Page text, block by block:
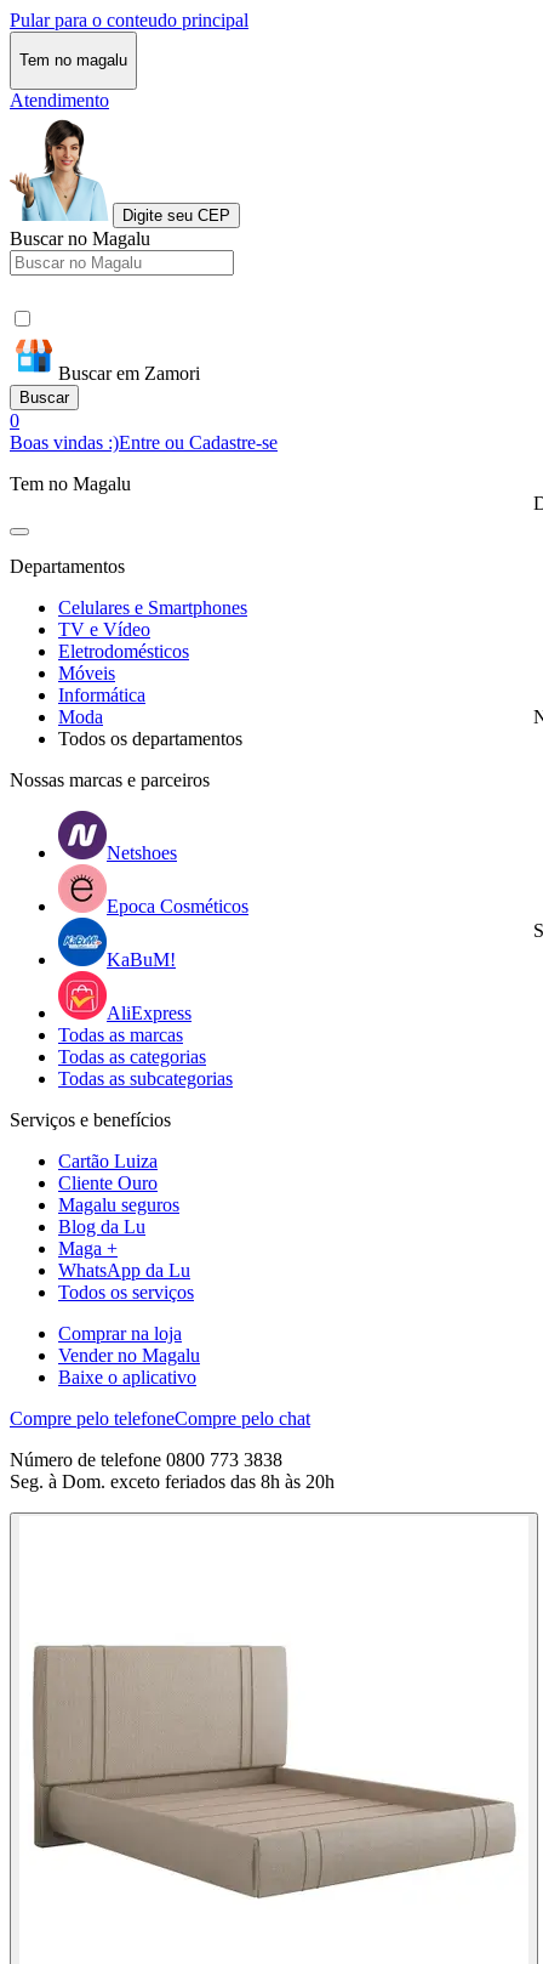
Pular para o conteudo principal
Tem no magalu
Atendimento
Digite seu CEP
Buscar no Magalu
Buscar em Zamori
Buscar
0
Boas vindas :)Entre ou Cadastre-se
Tem no Magalu
Departamentos
Celulares e Smartphones
TV e Vídeo
Eletrodomésticos
Móveis
Informática
Moda
Todos os departamentos
Nossas marcas e parceiros
Netshoes
Epoca Cosméticos
KaBuM!
AliExpress
Todas as marcas
Todas as categorias
Todas as subcategorias
Serviços e benefícios
Cartão Luiza
Cliente Ouro
Magalu seguros
Blog da Lu
Maga +
WhatsApp da Lu
Todos os serviços
Comprar na loja
Vender no Magalu
Baixe o aplicativo
Compre pelo telefoneCompre pelo chat
Número de telefone 0800 773 3838
Seg. à Dom. exceto feriados das 8h às 20h